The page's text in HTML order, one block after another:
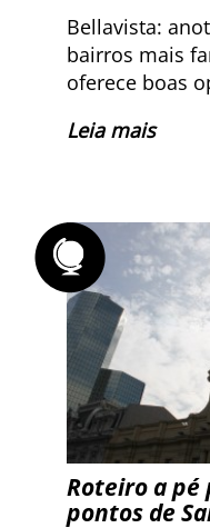
Bellavista:
bairros mais
oferece boas
Leia mais
Roteiro a pé
pontos de